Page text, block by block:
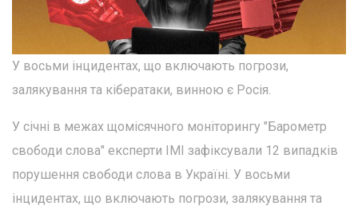
У восьми інцидентах, що включають погрози,
залякування та кібератаки, винною є Росія.
У січні в межах щомісячного моніторингу "Барометр
свободи слова" експерти ІМІ зафіксували 12 випадків
порушення свободи слова в Україні. У восьми
інцидентах, що включають погрози, залякування та